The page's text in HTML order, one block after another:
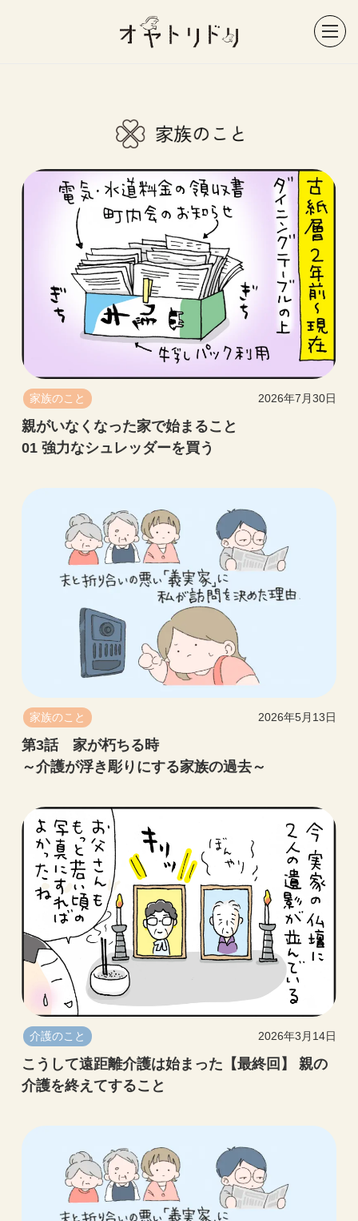
家族のこと 2026年7月30日
親がいなくなった家で始まること
01 強力なシュレッダーを買う
家族のこと 2026年5月13日
第3話 家が朽ちる時
～介護が浮き彫りにする家族の過去～
介護のこと 2026年3月14日
こうして遠距離介護は始まった【最終回】 親の
介護を終えてすること